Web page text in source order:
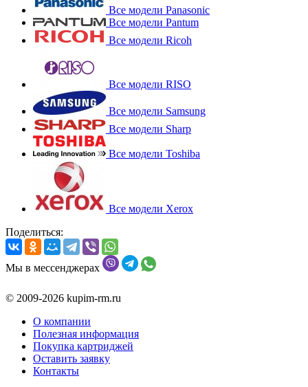
Все модели Panasonic
Все модели Pantum
Все модели Ricoh
Все модели RISO
Все модели Samsung
Все модели Sharp
Все модели Toshiba
Все модели Xerox
Поделиться:
Мы в мессенджерах
© 2009-2026 kupim-rm.ru
О компании
Полезная информация
Покупка картриджей
Оставить заявку
Контакты